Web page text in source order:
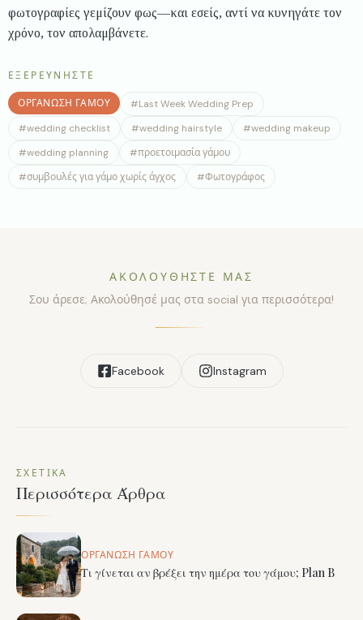
φωτογραφίες γεμίζουν φως—και εσείς, αντί να κυνηγάτε τον
χρόνο, τον απολαμβάνετε.
ΕΞΕΡΕΥΝΉΣΤΕ
ΟΡΓΆΝΩΣΗ ΓΆΜΟΥ #Last Week Wedding Prep
#wedding checklist #wedding hairstyle #wedding makeup
#wedding planning #προετοιμασία γάμου
#συμβουλές για γάμο χωρίς άγχος #Φωτογράφος
ΑΚΟΛΟΥΘΉΣΤΕ ΜΑΣ
Σου άρεσε; Ακολούθησέ μας στα social για περισσότερα!
Facebook Instagram
ΣΧΕΤΙΚΆ
Περισσότερα Άρθρα
ΟΡΓΆΝΩΣΗ ΓΆΜΟΥ
Τι γίνεται αν βρέξει την ημέρα του γάμου; Plan B